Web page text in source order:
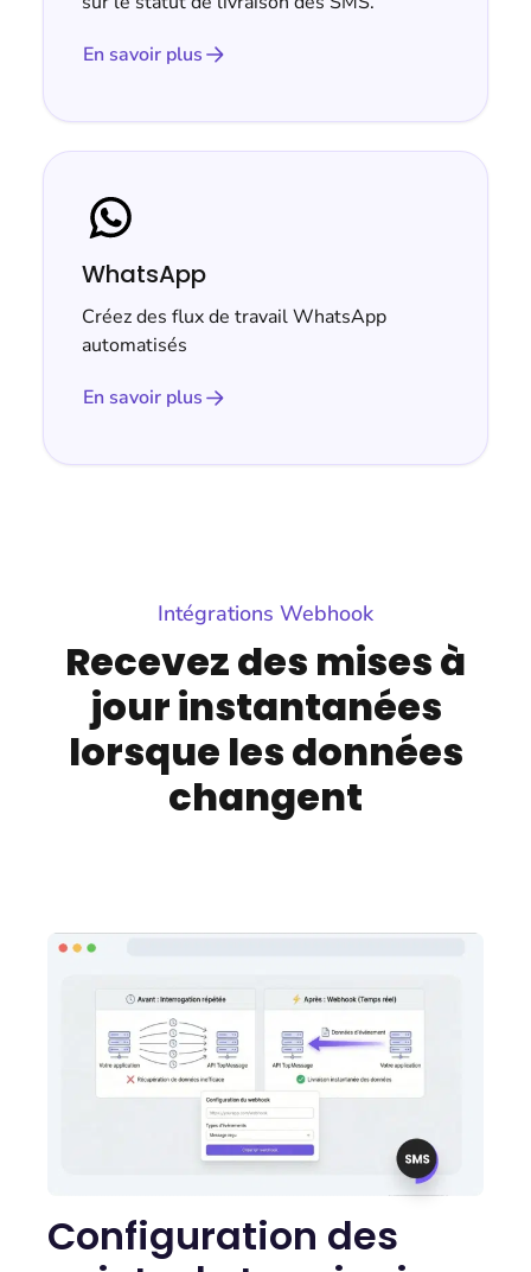
En savoir plus
WhatsApp
Créez des flux de travail WhatsApp
automatisés
En savoir plus
Intégrations Webhook
Recevez des mises à
jour instantanées
lorsque les données
changent
Configuration des